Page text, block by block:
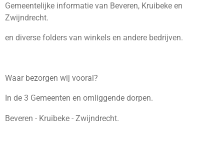
Gemeentelijke informatie van Beveren, Kruibeke en
Zwijndrecht.
en diverse folders van winkels en andere bedrijven.
Waar bezorgen wij vooral?
In de 3 Gemeenten en omliggende dorpen.
Beveren - Kruibeke - Zwijndrecht.